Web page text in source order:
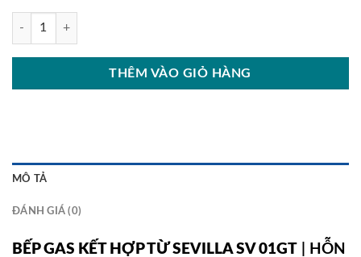
BẾP GAS KẾT HỢP TỪ SEVILLA SV 01GT số lượng
THÊM VÀO GIỎ HÀNG
MÔ TẢ
ĐÁNH GIÁ (0)
BẾP GAS KẾT HỢP TỪ SEVILLA SV 01GT | HỖN